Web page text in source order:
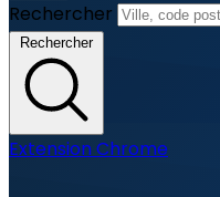
Rechercher
Rechercher
Extension Chrome